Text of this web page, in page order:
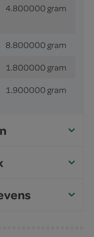
4.800000 gram
8.800000 gram
1.800000 gram
1.900000 gram